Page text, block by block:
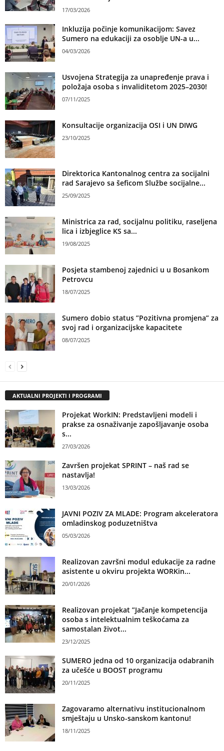
17/03/2026
Inkluzija počinje komunikacijom: Savez
Sumero na edukaciji za osoblje UN-a u...
04/03/2026
Usvojena Strategija za unapređenje prava i
položaja osoba s invaliditetom 2025–2030!
07/11/2025
Konsultacije organizacija OSI i UN DIWG
23/10/2025
Direktorica Kantonalnog centra za socijalni
rad Sarajevo sa šeficom Službe socijalne...
25/09/2025
Ministrica za rad, socijalnu politiku, raseljena
lica i izbjeglice KS sa...
19/08/2025
Posjeta stambenoj zajednici u u Bosankom
Petrovcu
18/07/2025
Sumero dobio status ”Pozitivna promjena” za
svoj rad i organizacijske kapacitete
08/07/2025
AKTUALNI PROJEKTI I PROGRAMI
Projekat WorkIN: Predstavljeni modeli i
prakse za osnaživanje zapošljavanje osoba
s...
27/03/2026
Završen projekat SPRINT – naš rad se
nastavlja!
13/03/2026
JAVNI POZIV ZA MLADE: Program akceleratora
omladinskog poduzetništva
05/03/2026
Realizovan završni modul edukacije za radne
asistente u okviru projekta WORKin...
20/01/2026
Realizovan projekat ”Jačanje kompetencija
osoba s intelektualnim teškoćama za
samostalan život...
23/12/2025
SUMERO jedna od 10 organizacija odabranih
za učešće u BOOST programu
20/11/2025
Zagovaramo alternativu institucionalnom
smještaju u Unsko-sanskom kantonu!
18/11/2025